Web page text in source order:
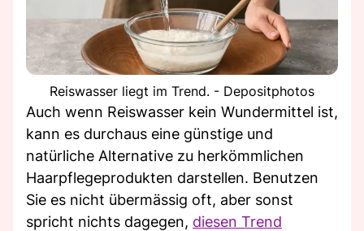
Reiswasser liegt im Trend. - Depositphotos
Auch wenn Reiswasser kein Wundermittel ist,
kann es durchaus eine günstige und
natürliche Alternative zu herkömmlichen
Haarpflegeprodukten darstellen. Benutzen
Sie es nicht übermässig oft, aber sonst
spricht nichts dagegen, diesen Trend